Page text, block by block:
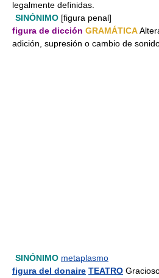
legalmente definidas.
SINÓNIMO [figura penal]
figura de dicción GRAMÁTICA
adición, supresión o cambio de
SINÓNIMO metaplasmo
figura del donaire TEATRO